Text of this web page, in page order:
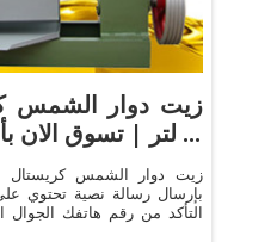
لتر | تسوق الان بأفضل سعر في ...
بإرسال رسالة نصية تحتوي
التأكد من رقم هاتفك الجوال